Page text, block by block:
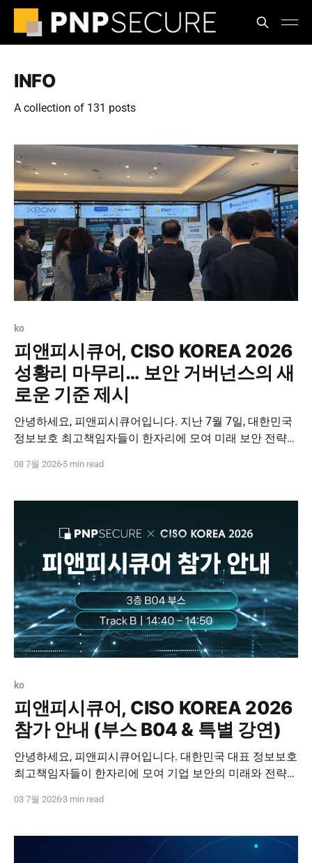
INFO
A collection of 131 posts
ko
피앤피시큐어, CISO KOREA 2026
성황리 마무리… 보안 거버넌스의 새
로운 기준 제시
안녕하세요, 피앤피시큐어입니다. 지난 7월 7일, 대한민국
정보보호 최고책임자들이 한자리에 모여 미래 보안 전략을
원 속에 성황리에 막을 내렸습니다. 이번 행사는 기업 보안
08 7월 2026 5 min read
ko
피앤피시큐어, CISO KOREA 2026
참가 안내 (부스 B04 & 특별 강연)
안녕하세요, 피앤피시큐어입니다. 대한민국 대표 정보보호
최고책임자들이 한자리에 모여 기업 보안의 미래와 전략을
임이 '방어'에서 '선제적 통제'로 변화하는 지금, 피앤피시큐
지 않는 내부 자산과 데이터 사각지대'를
03 7월 20263 min read